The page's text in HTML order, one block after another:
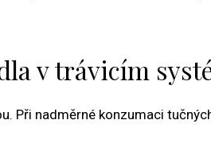
v trávicím
Při nadměrné konzumaci